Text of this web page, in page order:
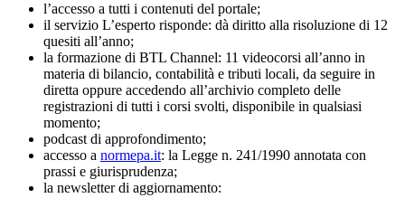
l’accesso a tutti i contenuti del portale;
il servizio L’esperto risponde: dà diritto alla risoluzione di 12
quesiti all’anno;
la formazione di BTL Channel: 11 videocorsi all’anno in
materia di bilancio, contabilità e tributi locali, da seguire in
diretta oppure accedendo all’archivio completo delle
registrazioni di tutti i corsi svolti, disponibile in qualsiasi
momento;
podcast di approfondimento;
accesso a normepa.it: la Legge n. 241/1990 annotata con
prassi e giurisprudenza;
la newsletter di aggiornamento: